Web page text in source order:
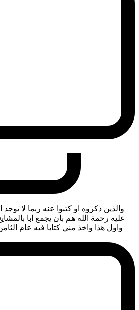
والذين ذكروه او كتبوا عنه ربما لا يوجد
عليه رحمة الله هم بان يجمع ابا
واول هذا واخذ مني كتابا فيه عام